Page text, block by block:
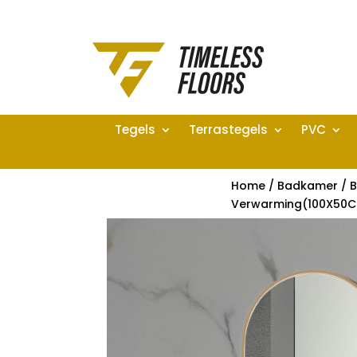
Tegels Terrastegels PVC
Home/ Badkamer /